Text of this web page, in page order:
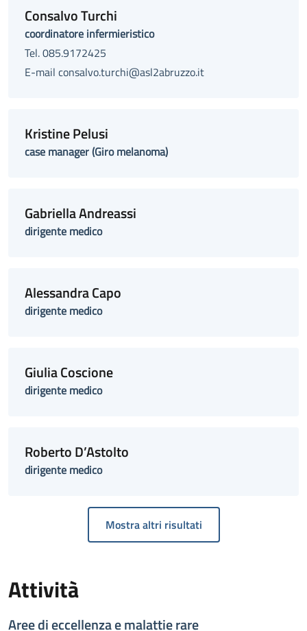
Consalvo Turchi
coordinatore infermieristico
Tel. 085.9172425
E-mail consalvo.turchi@asl2abruzzo.it
Kristine Pelusi
case manager (Giro melanoma)
Gabriella Andreassi
dirigente medico
Alessandra Capo
dirigente medico
Giulia Coscione
dirigente medico
Roberto D’Astolto
dirigente medico
Mostra altri risultati
Attività
Aree di eccellenza e malattie rare